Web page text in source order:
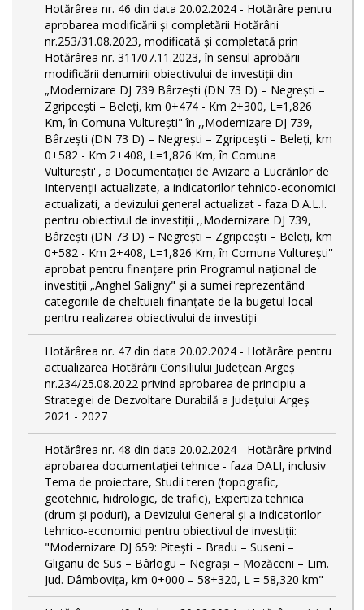
Hotărârea nr. 46 din data 20.02.2024 - Hotărâre pentru
aprobarea modificării şi completării Hotărârii
nr.253/31.08.2023, modificată și completată prin
Hotărârea nr. 311/07.11.2023, în sensul aprobării
modificării denumirii obiectivului de investiții din
„Modernizare DJ 739 Bârzeşti (DN 73 D) – Negrești –
Zgripcești – Beleți, km 0+474 - Km 2+300, L=1,826
Km, în Comuna Vulturești" în ,,Modernizare DJ 739,
Bârzeşti (DN 73 D) – Negrești – Zgripcești – Beleți, km
0+582 - Km 2+408, L=1,826 Km, în Comuna
Vulturești'', a Documentației de Avizare a Lucrărilor de
Intervenții actualizate, a indicatorilor tehnico-economici
actualizati, a devizului general actualizat - faza D.A.L.I.
pentru obiectivul de investiţii ,,Modernizare DJ 739,
Bârzeşti (DN 73 D) – Negrești – Zgripcești – Beleți, km
0+582 - Km 2+408, L=1,826 Km, în Comuna Vulturești''
aprobat pentru finanțare prin Programul național de
investiții „Anghel Saligny" și a sumei reprezentând
categoriile de cheltuieli finanțate de la bugetul local
pentru realizarea obiectivului de investiții
Hotărârea nr. 47 din data 20.02.2024 - Hotărâre pentru
actualizarea Hotărârii Consiliului Județean Argeș
nr.234/25.08.2022 privind aprobarea de principiu a
Strategiei de Dezvoltare Durabilă a Județului Argeș
2021 - 2027
Hotărârea nr. 48 din data 20.02.2024 - Hotărâre privind
aprobarea documentației tehnice - faza DALI, inclusiv
Tema de proiectare, Studii teren (topografic,
geotehnic, hidrologic, de trafic), Expertiza tehnica
(drum și poduri), a Devizului General și a indicatorilor
tehnico-economici pentru obiectivul de investiții:
"Modernizare DJ 659: Pitești – Bradu – Suseni –
Gliganu de Sus – Bârlogu – Negrași – Mozăceni – Lim.
Jud. Dâmboviţa, km 0+000 – 58+320, L = 58,320 km"